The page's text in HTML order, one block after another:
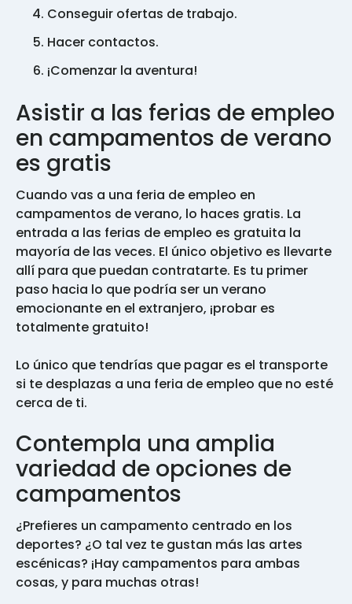
Conseguir ofertas de trabajo.
Hacer contactos.
¡Comenzar la aventura!
Asistir a las ferias de empleo
en campamentos de verano
es gratis
Cuando vas a una feria de empleo en
campamentos de verano, lo haces gratis. La
entrada a las ferias de empleo es gratuita la
mayoría de las veces. El único objetivo es llevarte
allí para que puedan contratarte. Es tu primer
paso hacia lo que podría ser un verano
emocionante en el extranjero, ¡probar es
totalmente gratuito!
Lo único que tendrías que pagar es el transporte
si te desplazas a una feria de empleo que no esté
cerca de ti.
Contempla una amplia
variedad de opciones de
campamentos
¿Prefieres un campamento centrado en los
deportes? ¿O tal vez te gustan más las artes
escénicas? ¡Hay campamentos para ambas
cosas, y para muchas otras!